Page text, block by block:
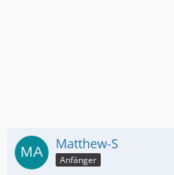
Matthew-S
Anfänger